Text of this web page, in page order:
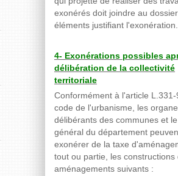
exonérés doit joindre au
éléments justifiant l'exonération.
4- Exonérations possibles
délibération de la collectivité
territoriale
Conformément à l'article L.331-
code de l'urbanisme, les
délibérants des communes et
général du département
exonérer de la taxe
tout ou partie, les constructions
aménagements suivants :